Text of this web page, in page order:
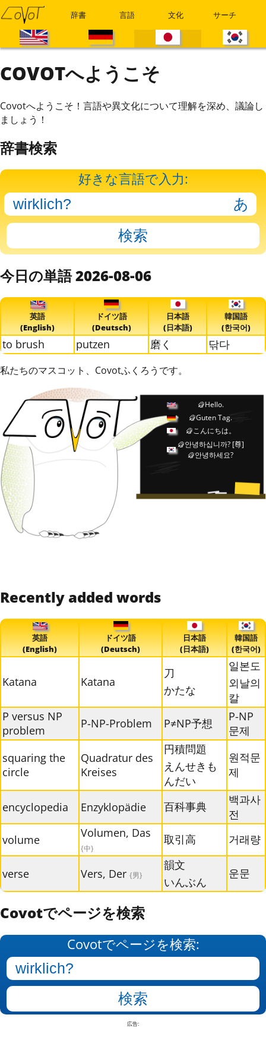
辞書 言語 文化 サーチ
COVOTへようこそ
Covotへようこそ！言語や異文化について理解を深め、議論し
ましょう！
辞書検索
好きな言語で入力:
今日の単語 2026-08-06
英語
(English)
ドイツ語
(Deutsch)
日本語
(日本語)
韓国語
(한국어)
to brush putzen 磨く 닦다
私たちのマスコット、Covotふくろうです。
Hello.
Guten Tag.
こんにちは。
안녕하십니까? [尊]
안녕하세요?
Recently added words
英語
(English)
ドイツ語
(Deutsch)
日本語
(日本語)
韓国語
(한국어)
Katana Katana
刀
かたな
일본도
외날의
칼
P versus NP
problem
P-NP-Problem P≠NP予想
P-NP
문제
squaring the
circle
Quadratur des
Kreises
円積問題
えんせきも
んだい
원적문
제
encyclopedia Enzyklopädie 百科事典
백과사
전
volume
Volumen, Das
{中}
取引高 거래량
verse Vers, Der {男}
韻文
いんぶん
운문
Covotでページを検索
Covotでページを検索:
広告: